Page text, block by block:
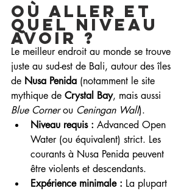
Où aller et
quel niveau
avoir ?
Le meilleur endroit au monde se trouve
juste au sud-est de Bali, autour des îles
de Nusa Penida (notamment le site
mythique de Crystal Bay, mais aussi
Blue Corner ou Ceningan Wall).
Niveau requis : Advanced Open
Water (ou équivalent) strict. Les
courants à Nusa Penida peuvent
être violents et descendants.
Expérience minimale : La plupart